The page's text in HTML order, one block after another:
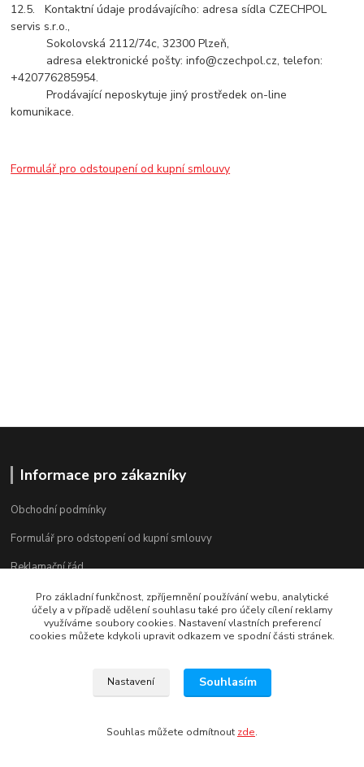
12.5. Kontaktní údaje prodávajícího: adresa sídla CZECHPOL
servis s.r.o.,
Sokolovská 2112/74c, 32300 Plzeň,
adresa elektronické pošty: info@czechpol.cz, telefon:
+420776285954.
Prodávající neposkytuje jiný prostředek on-line
komunikace.
Formulář pro odstoupení od kupní smlouvy
Informace pro zákazníky
Obchodní podmínky
Formulář pro odstopení od kupní smlouvy
Reklamační řád
Formulář pro reklamaci zboží
Pro základní funkčnost, zpříjemnění používání webu, analytické
účely a v případě udělení souhlasu také pro účely cílení reklamy
využíváme soubory cookies. Nastavení vlastních preferencí
cookies můžete kdykoli upravit odkazem ve spodní části stránek.
Nastavení Souhlasím
Souhlas můžete odmítnout zde.